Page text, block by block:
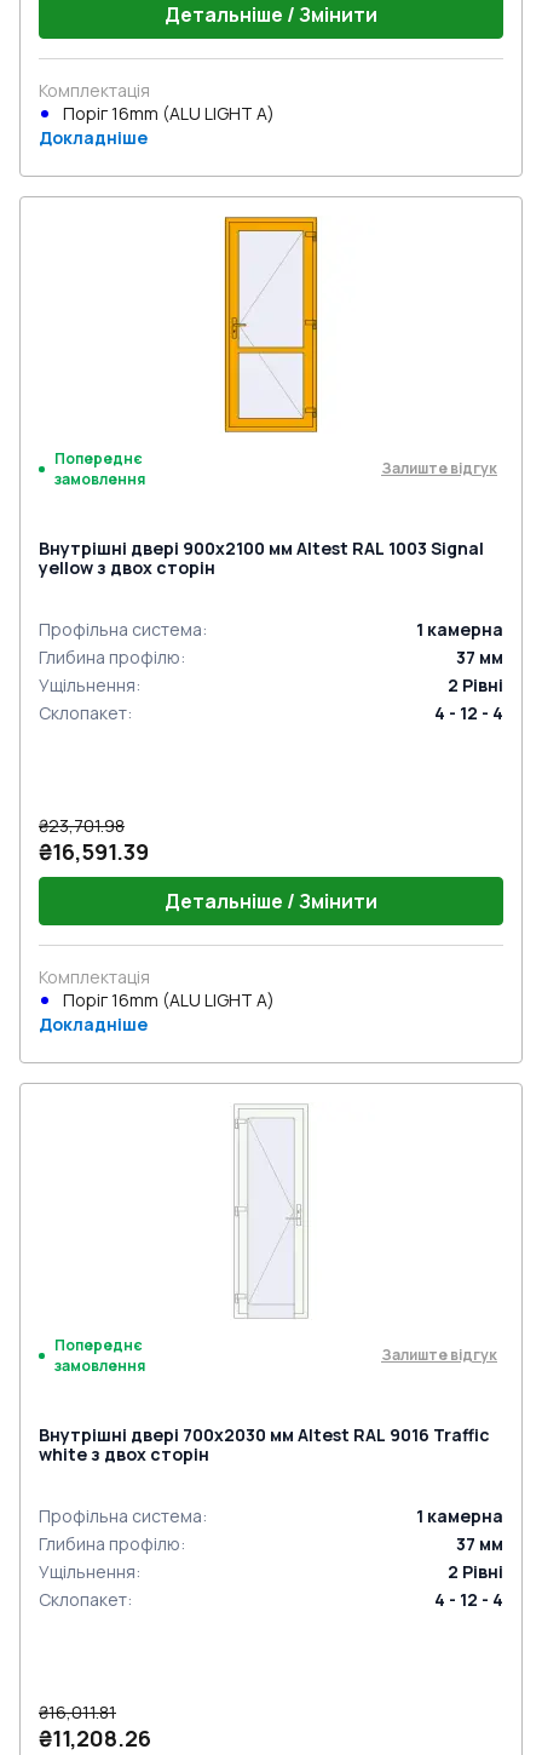
Детальніше / Змінити
Комплектація
Поріг 16mm (ALU LIGHT A)
Докладніше
Попереднє
замовлення
Залиште відгук
Внутрішні двері 900x2100 мм Altest RAL 1003 Signal
yellow з двох сторін
Профільна система: 1 камерна
Глибина профілю: 37 мм
Ущільнення: 2 Рівні
Склопакет: 4 - 12 - 4
₴23,701.98
₴16,591.39
Детальніше / Змінити
Комплектація
Поріг 16mm (ALU LIGHT A)
Докладніше
Попереднє
замовлення
Залиште відгук
Внутрішні двері 700x2030 мм Altest RAL 9016 Traffic
white з двох сторін
Профільна система: 1 камерна
Глибина профілю: 37 мм
Ущільнення: 2 Рівні
Склопакет: 4 - 12 - 4
₴16,011.81
₴11,208.26